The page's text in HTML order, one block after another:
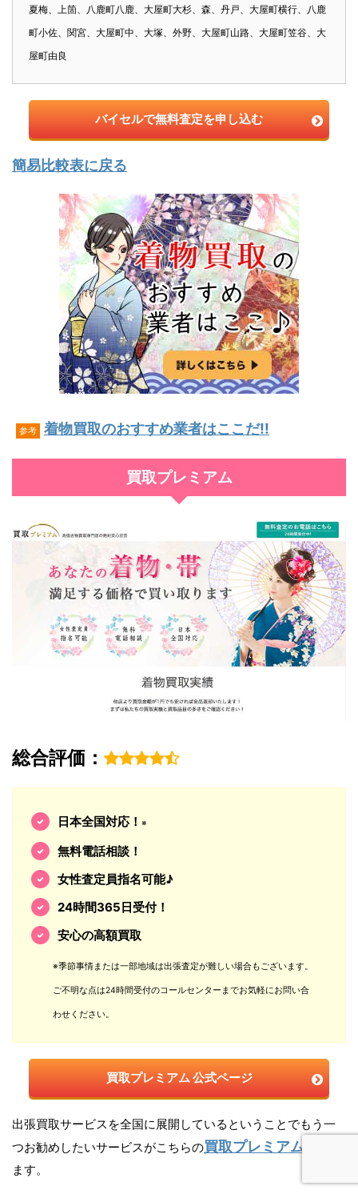
夏梅、上箇、八鹿町八鹿、大屋町大杉、森、丹戸、大屋町横行、八鹿
町小佐、関宮、大屋町中、大塚、外野、大屋町山路、大屋町笠谷、大
屋町由良
バイセルで無料査定を申し込む
簡易比較表に戻る
参考 着物買取のおすすめ業者はここだ!!
買取プレミアム
総合評価：
日本全国対応！ ※
無料電話相談！
女性査定員指名可能♪
24時間365日受付！
安心の高額買取
※季節事情または一部地域は出張査定が難しい場合もございます。
ご不明な点は24時間受付のコールセンターまでお気軽にお問い合
わせください。
買取プレミアム 公式ページ
出張買取サービスを全国に展開しているということでもう一
つお勧めしたいサービスがこちらの買取プレミアム
ます。